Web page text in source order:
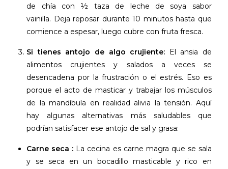
de chía con ½ taza de leche de soya sabor
vainilla. Deja reposar durante 10 minutos hasta que
comience a espesar, luego cubre con fruta fresca.
Si tienes antojo de algo crujiente:
El ansia de
alimentos crujientes y salados a veces se
desencadena por la frustración o el estrés. Eso es
porque el acto de masticar y trabajar los músculos
de la mandíbula en realidad alivia la tensión. Aquí
hay algunas alternativas más saludables que
podrían satisfacer ese antojo de sal y grasa:
Carne seca : La cecina es carne magra que se sala
y se seca en un bocadillo masticable y rico en